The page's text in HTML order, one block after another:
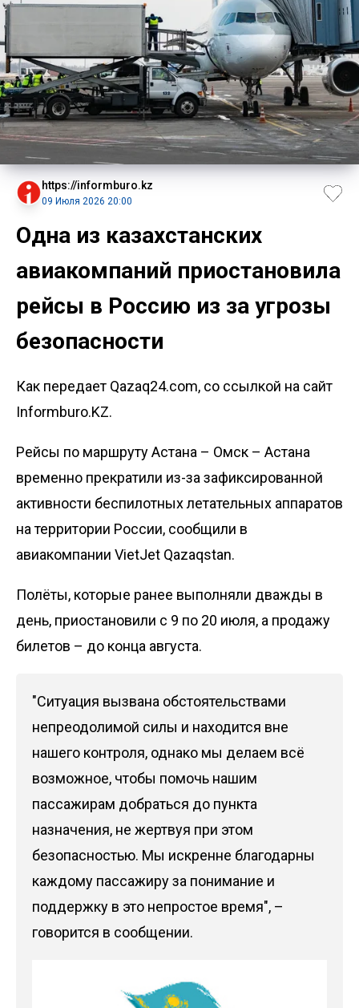
https://informburo.kz
09 Июля 2026 20:00
Одна из казахстанских
авиакомпаний приостановила
рейсы в Россию из за угрозы
безопасности
Как передает Qazaq24.com, со ссылкой на сайт
Informburo.KZ.
Рейсы по маршруту Астана – Омск – Астана
временно прекратили из-за зафиксированной
активности беспилотных летательных аппаратов
на территории России, сообщили в
авиакомпании VietJet Qazaqstan.
Полёты, которые ранее выполняли дважды в
день, приостановили с 9 по 20 июля, а продажу
билетов – до конца августа.
"Ситуация вызвана обстоятельствами
непреодолимой силы и находится вне
нашего контроля, однако мы делаем всё
возможное, чтобы помочь нашим
пассажирам добраться до пункта
назначения, не жертвуя при этом
безопасностью. Мы искренне благодарны
каждому пассажиру за понимание и
поддержку в это непростое время", –
говорится в сообщении.